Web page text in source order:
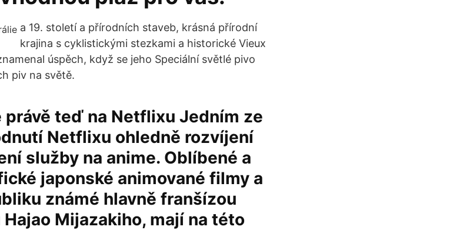
a 19. století a přírodních staveb, krásná přírodní
krajina s cyklistickými stezkami a historické Vieux
úspěch, když se jeho Speciální světlé pivo
piv na světě.
právě teď na Netflixu Jedním ze
Netflixu ohledně rozvíjení
služby na anime. Oblíbené a
japonské animované filmy a
známé hlavně franšízou
Mijazakiho, mají na této